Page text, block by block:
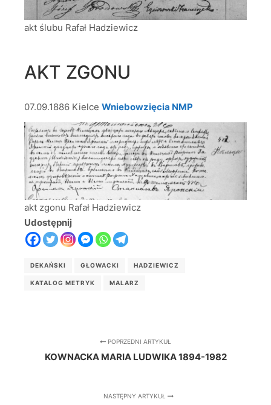
akt ślubu Rafał Hadziewicz
AKT ZGONU
07.09.1886 Kielce Wniebowzięcia NMP
akt zgonu Rafał Hadziewicz
Udostępnij
DEKAŃSKI GŁOWACKI HADZIEWICZ
KATALOG METRYK MALARZ
POPRZEDNI ARTYKUŁ
KOWNACKA MARIA LUDWIKA 1894-1982
NASTĘPNY ARTYKUŁ